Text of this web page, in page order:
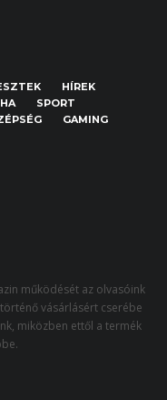
HÍREK
SPORT
GAMING
működését az olvasóink
vásárlásért cserébe
miközben ettől a termék